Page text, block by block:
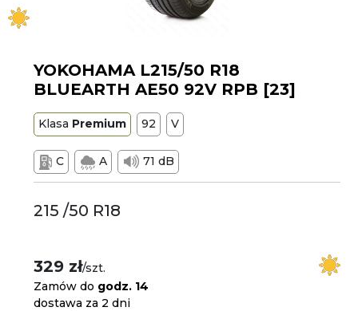
YOKOHAMA L215/50 R18
BLUEARTH AE50 92V RPB [23]
Klasa Premium 92 V
C A 71 dB
215 /50 R18
329 zł/szt.
Zamów do godz. 14
dostawa za 2 dni